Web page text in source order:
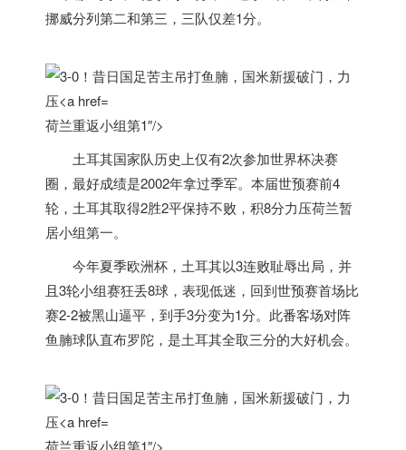
挪威分列第二和第三，三队仅差1分。
荷兰重返小组第1″/>
土耳其国家队历史上仅有2次参加世界杯决赛
圈，最好成绩是2002年拿过季军。本届世预赛前4
轮，土耳其取得2胜2平保持不败，积8分力压荷兰暂
居小组第一。
今年夏季欧洲杯，土耳其以3连败耻辱出局，并
且3轮小组赛狂丢8球，表现低迷，回到世预赛首场比
赛2-2被黑山逼平，到手3分变为1分。此番客场对阵
鱼腩球队直布罗陀，是土耳其全取三分的大好机会。
荷兰重返小组第1″/>